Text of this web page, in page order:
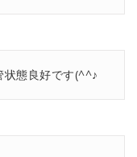
状態良好です(^^♪